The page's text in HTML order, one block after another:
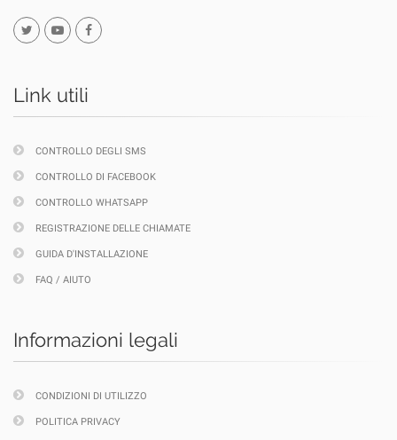
Link utili
CONTROLLO DEGLI SMS
CONTROLLO DI FACEBOOK
CONTROLLO WHATSAPP
REGISTRAZIONE DELLE CHIAMATE
GUIDA D'INSTALLAZIONE
FAQ / AIUTO
Informazioni legali
CONDIZIONI DI UTILIZZO
POLITICA PRIVACY